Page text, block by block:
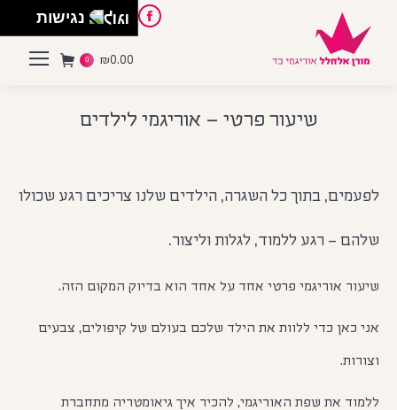
Facebook
Pinterest
Instagram
English
₪0.00
0
שיעור פרטי – אוריגמי לילדים
לפעמים, בתוך כל השגרה, הילדים שלנו צריכים רגע שכולו
שלהם – רגע ללמוד, לגלות וליצור.
שיעור אוריגמי פרטי אחד על אחד הוא בדיוק המקום הזה.
אני כאן כדי ללוות את הילד שלכם בעולם של קיפולים, צבעים
וצורות.
ללמוד את שפת האוריגמי, להכיר איך גיאומטריה מתחברת
נגישות